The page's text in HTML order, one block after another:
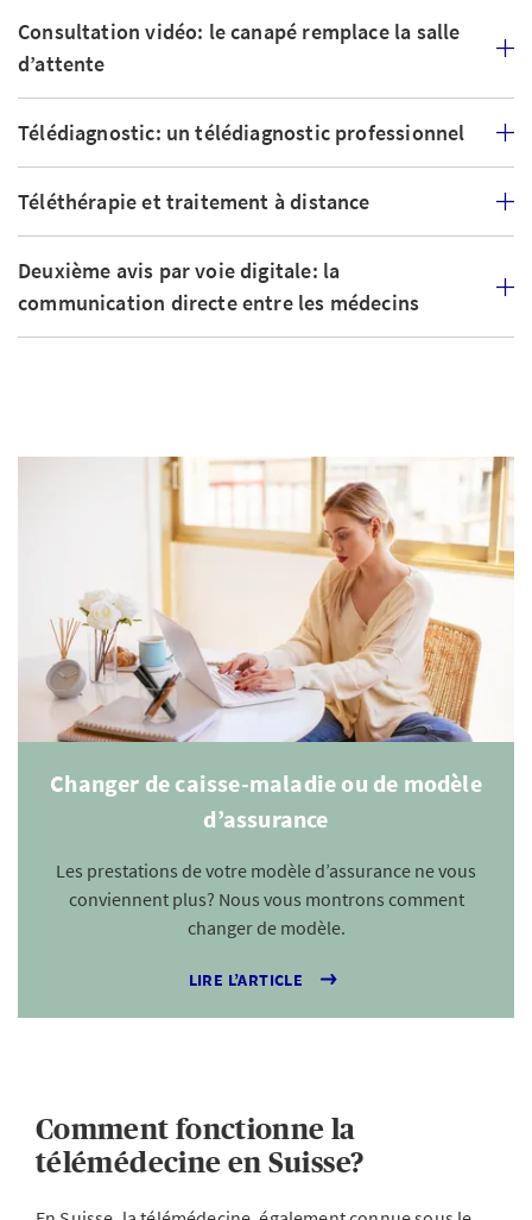
Consultation vidéo: le canapé remplace la salle
d’attente
Télédiagnostic: un télédiagnostic professionnel
Téléthérapie et traitement à distance
Deuxième avis par voie digitale: la
communication directe entre les médecins
Changer de caisse-maladie ou de modèle
d’assurance
Les prestations de votre modèle d’assurance ne vous
conviennent plus? Nous vous montrons comment
changer de modèle.
LIRE L’ARTICLE
Comment fonctionne la
télémédecine en Suisse?